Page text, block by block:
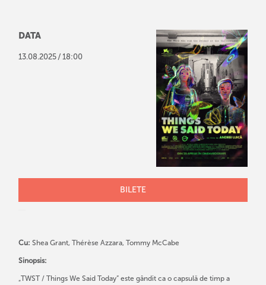
DATA
13.08.2025 / 18:00
BILETE
Cu: Shea Grant, Thérèse Azzara, Tommy McCabe
Sinopsis:
„TWST / Things We Said Today” este gândit ca o capsulă de timp a